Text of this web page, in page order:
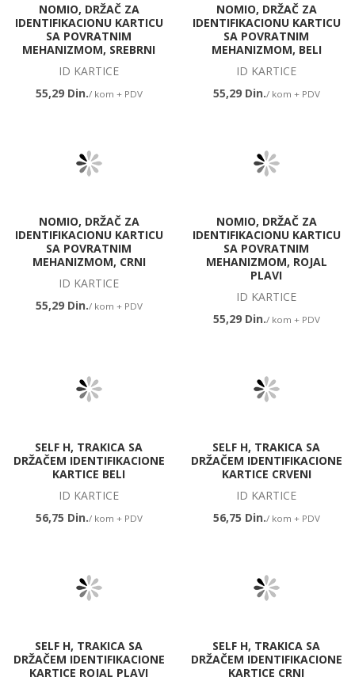
NOMIO, DRŽAČ ZA
IDENTIFIKACIONU KARTICU
SA POVRATNIM
MEHANIZMOM, SREBRNI
ID KARTICE
55,29 Din./ kom + PDV
NOMIO, DRŽAČ ZA
IDENTIFIKACIONU KARTICU
SA POVRATNIM
MEHANIZMOM, BELI
ID KARTICE
55,29 Din./ kom + PDV
NOMIO, DRŽAČ ZA
IDENTIFIKACIONU KARTICU
SA POVRATNIM
MEHANIZMOM, CRNI
ID KARTICE
55,29 Din./ kom + PDV
NOMIO, DRŽAČ ZA
IDENTIFIKACIONU KARTICU
SA POVRATNIM
MEHANIZMOM, ROJAL
PLAVI
ID KARTICE
55,29 Din./ kom + PDV
SELF H, TRAKICA SA
DRŽAČEM IDENTIFIKACIONE
KARTICE BELI
ID KARTICE
56,75 Din./ kom + PDV
SELF H, TRAKICA SA
DRŽAČEM IDENTIFIKACIONE
KARTICE CRVENI
ID KARTICE
56,75 Din./ kom + PDV
SELF H, TRAKICA SA
DRŽAČEM IDENTIFIKACIONE
KARTICE ROJAL PLAVI
SELF H, TRAKICA SA
DRŽAČEM IDENTIFIKACIONE
KARTICE CRNI